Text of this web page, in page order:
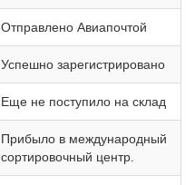
Отправлено Авиапочтой
Успешно зарегистрировано
Еще не поступило на склад
Прибыло в международный
сортировочный центр.